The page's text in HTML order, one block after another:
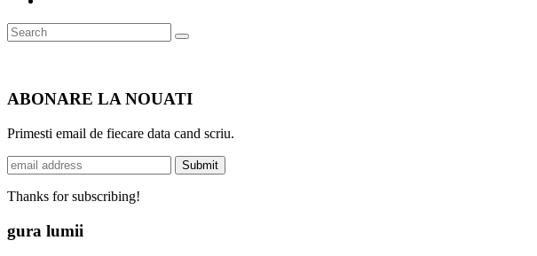
Search
for:
Search
ABONARE LA NOUATI
Primesti email de fiecare data cand scriu.
Thanks for subscribing!
gura lumii